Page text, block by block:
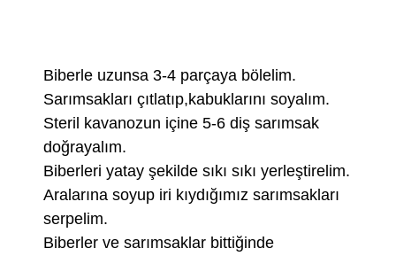
Biberle uzunsa 3-4 parçaya bölelim.
Sarımsakları çıtlatıp,kabuklarını soyalım.
Steril kavanozun içine 5-6 diş sarımsak
doğrayalım.
Biberleri yatay şekilde sıkı sıkı yerleştirelim.
Aralarına soyup iri kıydığımız sarımsakları
serpelim.
Biberler ve sarımsaklar bittiğinde